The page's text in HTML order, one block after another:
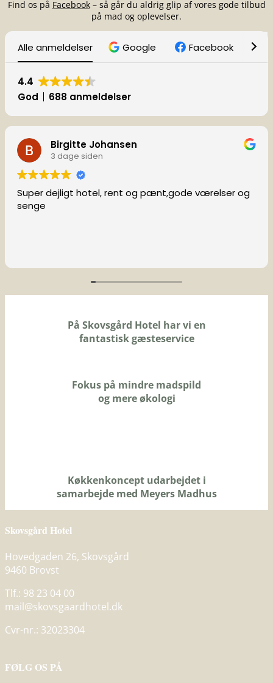
Find os på Facebook– så går du aldrig glip af vores gode tilbud
på mad og oplevelser.
Alle anmeldelser Google Facebook
4.4
God
688 anmeldelser
Birgitte Johansen
3 dage siden
Super dejligt hotel, rent og pænt,gode værelser og
senge
På Skovsgård Hotel har vi en
fantastisk gæsteservice
Fokus på mindre madspild
og mere økologi
Køkkenkoncept udarbejdet i
samarbejde med Meyers Madhus
Skovsgård Hotel
Hovedgaden 26, Skovsgård
9460 Brovst
Tlf.: 98 23 04 00
mail@skovsgaardhotel.dk
Cvr-nr.: 32023304
FØLG OS PÅ